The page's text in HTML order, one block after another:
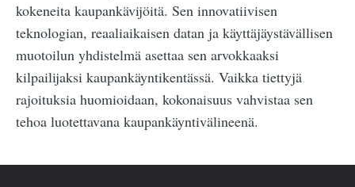
kokeneita kaupankävijöitä. Sen innovatiivisen
teknologian, reaaliaikaisen datan ja käyttäjäystävällisen
muotoilun yhdistelmä asettaa sen arvokkaaksi
kilpailijaksi kaupankäyntikentässä. Vaikka tiettyjä
rajoituksia huomioidaan, kokonaisuus vahvistaa sen
tehoa luotettavana kaupankäyntivälineenä.